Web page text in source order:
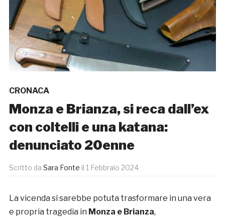
CRONACA
Monza e Brianza, si reca dall’ex
con coltelli e una katana:
denunciato 20enne
Scritto da Sara Fonte il 1 Febbraio 2024
La vicenda si sarebbe potuta trasformare in una vera
e propria tragedia in Monza e Brianza,